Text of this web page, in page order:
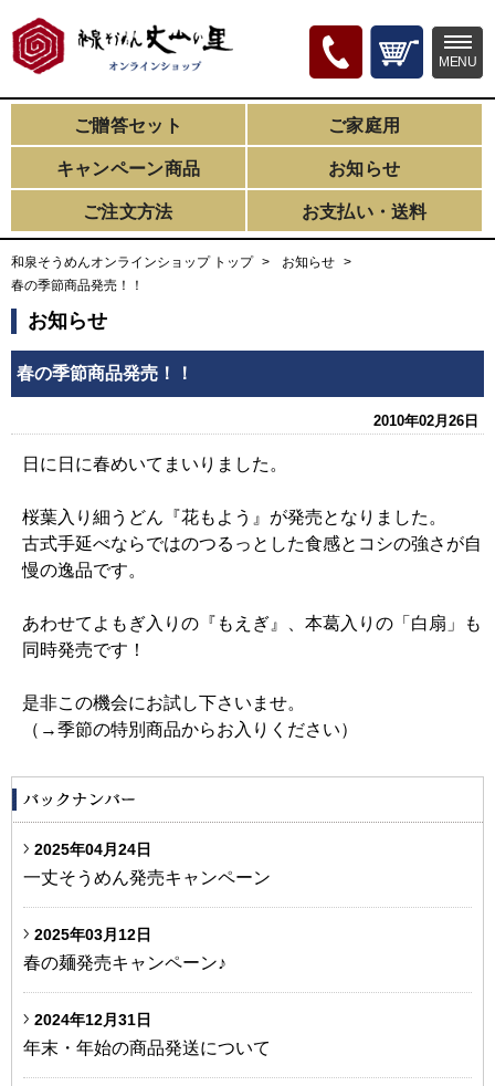
MENU
ご贈答セット ご家庭用
キャンペーン商品 お知らせ
ご注文方法 お支払い・送料
和泉そうめんオンラインショップ トップ
お知らせ
春の季節商品発売！！
お知らせ
春の季節商品発売！！
2010年02月26日
日に日に春めいてまいりました。
桜葉入り細うどん『花もよう』が発売となりました。
古式手延べならではのつるっとした食感とコシの強さが自
慢の逸品です。
あわせてよもぎ入りの『もえぎ』、本葛入りの「白扇」も
同時発売です！
是非この機会にお試し下さいませ。
（→季節の特別商品からお入りください）
2025年04月24日
一丈そうめん発売キャンペーン
2025年03月12日
春の麺発売キャンペーン♪
2024年12月31日
年末・年始の商品発送について